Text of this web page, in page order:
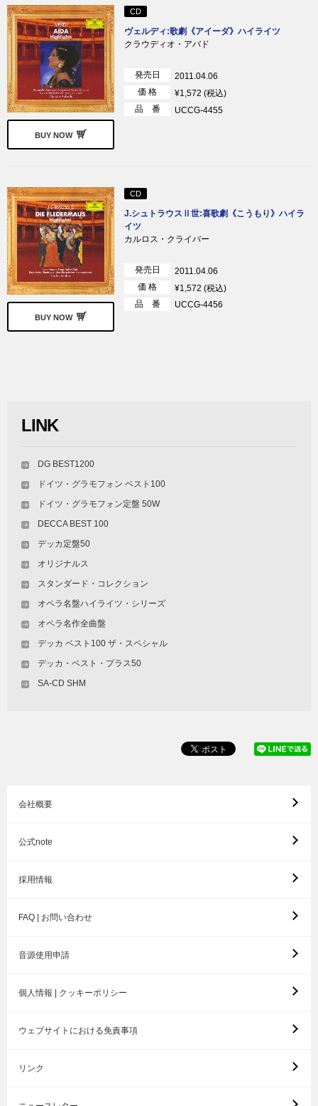
BUY NOW
CD
ヴェルディ:歌劇《アイーダ》ハイライツ
クラウディオ・アバド
発売日
2011.04.06
価 格
¥1,572 (税込)
品 番
UCCG-4455
BUY NOW
CD
J.シュトラウスⅡ世:喜歌劇《こうもり》ハイラ
イツ
カルロス・クライバー
発売日
2011.04.06
価 格
¥1,572 (税込)
品 番
UCCG-4456
LINK
DG BEST1200
ドイツ・グラモフォン ベスト100
ドイツ・グラモフォン定盤 50W
DECCA BEST 100
デッカ定盤50
オリジナルス
スタンダード・コレクション
オペラ名盤ハイライツ・シリーズ
オペラ名作全曲盤
デッカ ベスト100 ザ・スペシャル
デッカ・ベスト・プラス50
SA-CD SHM
会社概要
公式note
採用情報
FAQ | お問い合わせ
音源使用申請
個人情報 | クッキーポリシー
ウェブサイトにおける免責事項
リンク